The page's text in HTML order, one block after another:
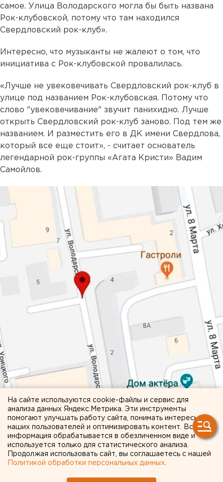
самое. Улица Володарского могла бы быть названа
Рок-клубовской, потому что там находился
Свердловский рок-клуб».
Интересно, что музыканты не жалеют о том, что
инициатива с Рок-клубовской провалилась.
«Лучше не увековечивать Свердловский рок-клуб в
улице под названием Рок-клубовская. Потому что
слово "увековечивание" звучит панихидно. Лучше
открыть Свердловский рок-клуб заново. Под тем же
названием. И разместить его в ДК имени Свердлова,
который все еще стоит», - считает основатель
легендарной рок-группы «Агата Кристи» Вадим
Самойлов.
На сайте используются cookie-файлы и сервис для
анализа данных Яндекс.Метрика. Эти инструменты
помогают улучшать работу сайта, понимать интересы
наших пользователей и оптимизировать контент. Вся
информация обрабатывается в обезличенном виде и
используется только для статистического анализа.
Продолжая использовать сайт, вы соглашаетесь с нашей
Политикой обработки персональных данных